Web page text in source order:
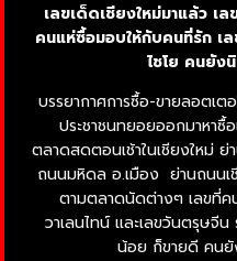
เลขเด็ดเชียงใหม่มาแล้ว เ
คนแห่ซื้อมอบให้กับคนที่รัก เ
ไชโย คนยัง
บรรยากาศการซื้อ-ขายลอตเต
ประชาชนทยอยออกมาหา
ตลาดสดตอนเช้าในเชียงใหม่
ถนนมหิดล อ.เมือง ย่านถนนเ
ตามตลาดนัดต่างๆ เลขที่ค
วาเลนไทน์ และเลขวันตรุษจี
น้อย ก็ขายดี คน